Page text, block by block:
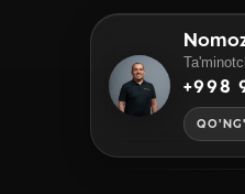
+998